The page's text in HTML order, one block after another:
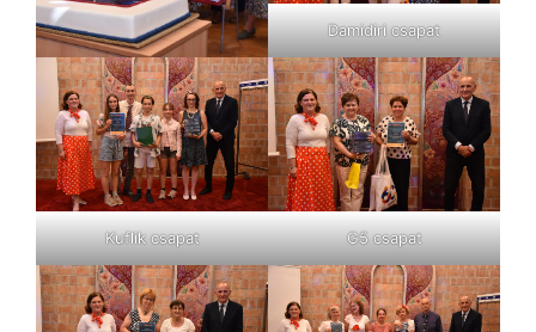
Damidiri csapat
Kuflik csapat G5 csapat